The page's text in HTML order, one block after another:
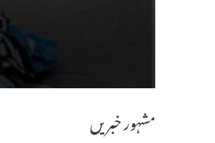
مشہور خبریں